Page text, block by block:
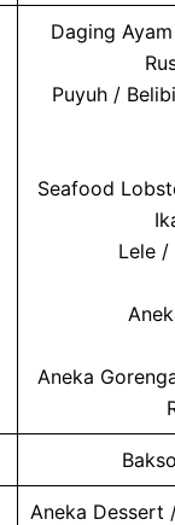
Daging
Puyuh /
Seafood
Lele /
Aneka
Aneka Dessert